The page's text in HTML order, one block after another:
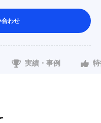
合わせ
実績・事例